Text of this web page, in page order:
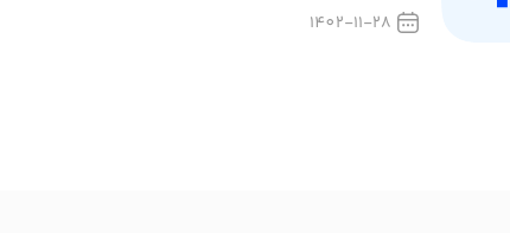
Private در مرورگر کروم
1402-11-28